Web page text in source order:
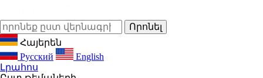
Հայերեն
Русский
English
Լրահոս